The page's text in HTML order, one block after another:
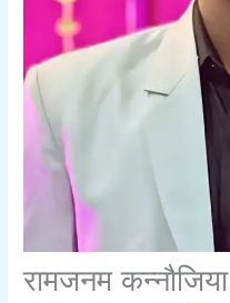
रामजनम कन्नौजिया